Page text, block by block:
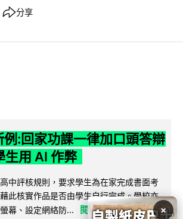
分享
例:回家功課一律加口頭答辯
生用 AI 作弊
中評核規則，要求學生為在家完成書面考
此核實作品是否由學生自行完成。學校亦
幕、設定網絡防...
閱讀全文 ×